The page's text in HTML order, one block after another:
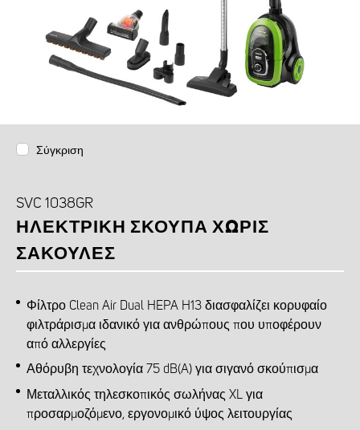
Σύγκριση
SVC 1038GR
ΗΛΕΚΤΡΙΚΉ ΣΚΟΎΠΑ ΧΩΡΊΣ
ΣΑΚΟΎΛΕΣ
Φίλτρο Clean Air Dual HEPA H13 διασφαλίζει κορυφαίο
φιλτράρισμα ιδανικό για ανθρώπους που υποφέρουν
από αλλεργίες
Αθόρυβη τεχνολογία 75 dB(A) για σιγανό σκούπισμα
Μεταλλικός τηλεσκοπικός σωλήνας XL για
προσαρμοζόμενο, εργονομικό ύψος λειτουργίας